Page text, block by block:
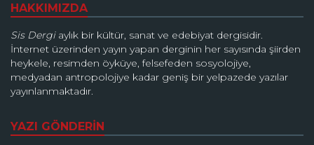
HAKKIMIZDA
Sis Dergiaylık bir kültür, sanat ve edebiyat dergisidir.
İnternet üzerinden yayın yapan derginin her sayısında şiirden
heykele, resimden öyküye, felsefeden sosyolojiye,
medyadan antropolojiye kadar geniş bir yelpazede yazılar
yayınlanmaktadır.
YAZI GÖNDERİN